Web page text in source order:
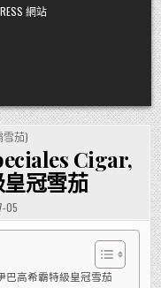
網站
雪茄)
Cigar,
冠雪茄
05
高希霸特級皇冠雪茄